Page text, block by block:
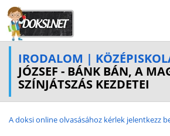
IRODALOM |
JÓZSEF - BÁNK BÁN, A
SZÍNJÁTSZÁS KEZDETEI
A doksi online olvasásához kérlek jelentkezz